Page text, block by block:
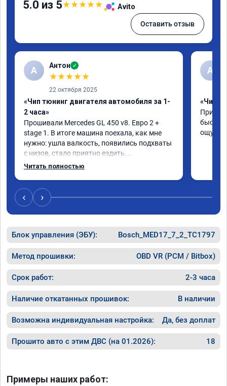
5.0 из 5★★★★★ Avito
Оставить отзыв
А Антон ✓
★★★★★
22 октября 2025
«Чип тюнинг двигателя автомобиля за 1-
2 часа»
Прошивали Mercedes GL 450 v8. Евро 2 +
stage 1. В итоге машина поехала, как мне
нужно: ушла валкость, появились подхваты
с низов, стало приятно ездить.
Одни из лучших трат, в авто! 🔥
Читать полностью
A
«Чип
‹ ›
Блок управления (ЭБУ): Bosch_MED17_7_2_TC1797
Метод прошивки: OBD VR (PCM / Bitbox)
Срок работ: 2-3 часа
Наличие откатанных прошивок: В наличии
Возможна индивидуальная настройка: Да, без доплат
Прошито авто с этим ДВС (на 01.2026): 18
Примеры наших работ: